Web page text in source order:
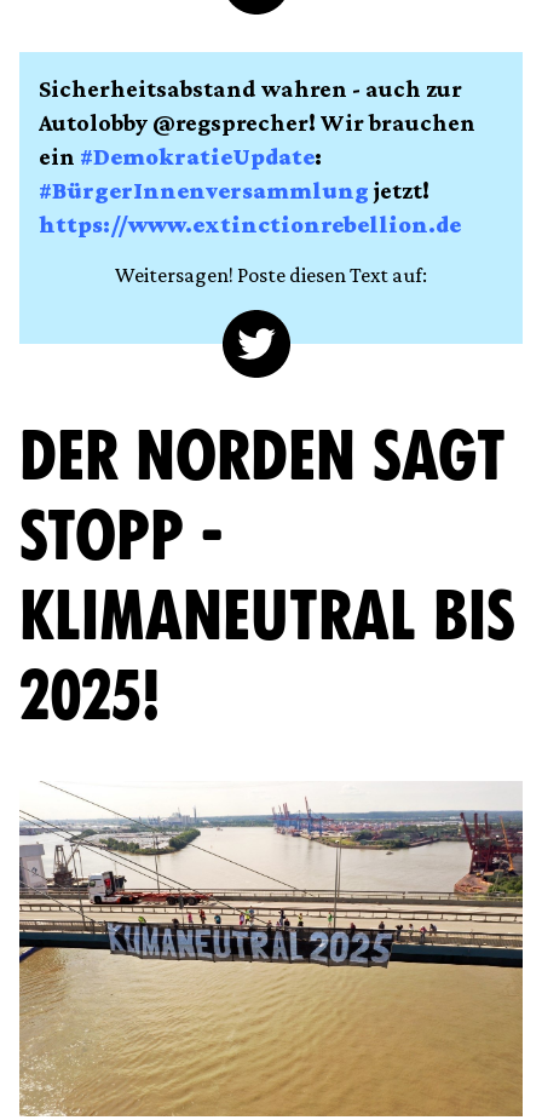
Sicherheitsabstand wahren - auch zur
Autolobby @regsprecher! Wir brauchen
ein #DemokratieUpdate:
#BürgerInnenversammlung jetzt!
https://www.extinctionrebellion.de
Weitersagen! Poste diesen Text auf:
DER NORDEN SAGT
STOPP -
KLIMANEUTRAL BIS
2025!